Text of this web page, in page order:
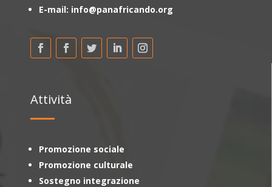
E-mail: info@panafricando.org
Attività
Promozione sociale
Promozione culturale
Sostegno integrazione